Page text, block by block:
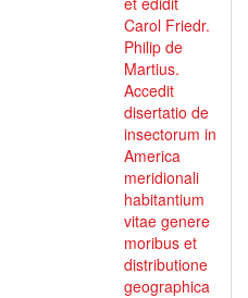
Carol Friedr.
Philip de
Martius.
Accedit
disertatio de
insectorum in
America
meridionali
habitantium
vitae genere
moribus et
distributione
geographica